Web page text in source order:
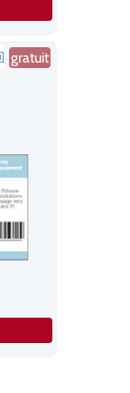
gratuit